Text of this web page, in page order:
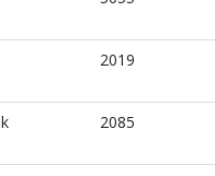
2019
2085